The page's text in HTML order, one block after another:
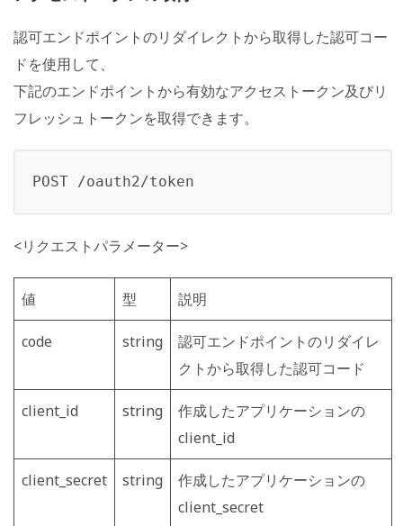
認可エンドポイントのリダイレクトから取得した認可コー
ドを使用して、
下記のエンドポイントから有効なアクセストークン及びリ
フレッシュトークンを取得できます。
POST /oauth2/token
<リクエストパラメーター>
値 型 説明
code string
認可エンドポイントのリダイレ
クトから取得した認可コード
client_id string
作成したアプリケーションの
client_id
client_secret string
作成したアプリケーションの
client_secret